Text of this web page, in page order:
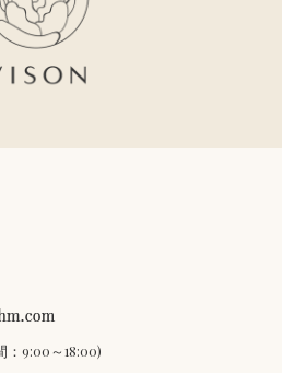
：9:00～18:00)